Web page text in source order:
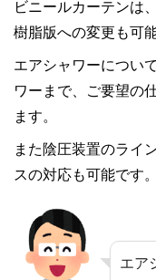
ビニールカーテンは
樹脂版への変更も可
エアシャワーについ
ワーまで、ご要望の
ます。
また陰圧装置のライ
スの対応も可能です。
エア